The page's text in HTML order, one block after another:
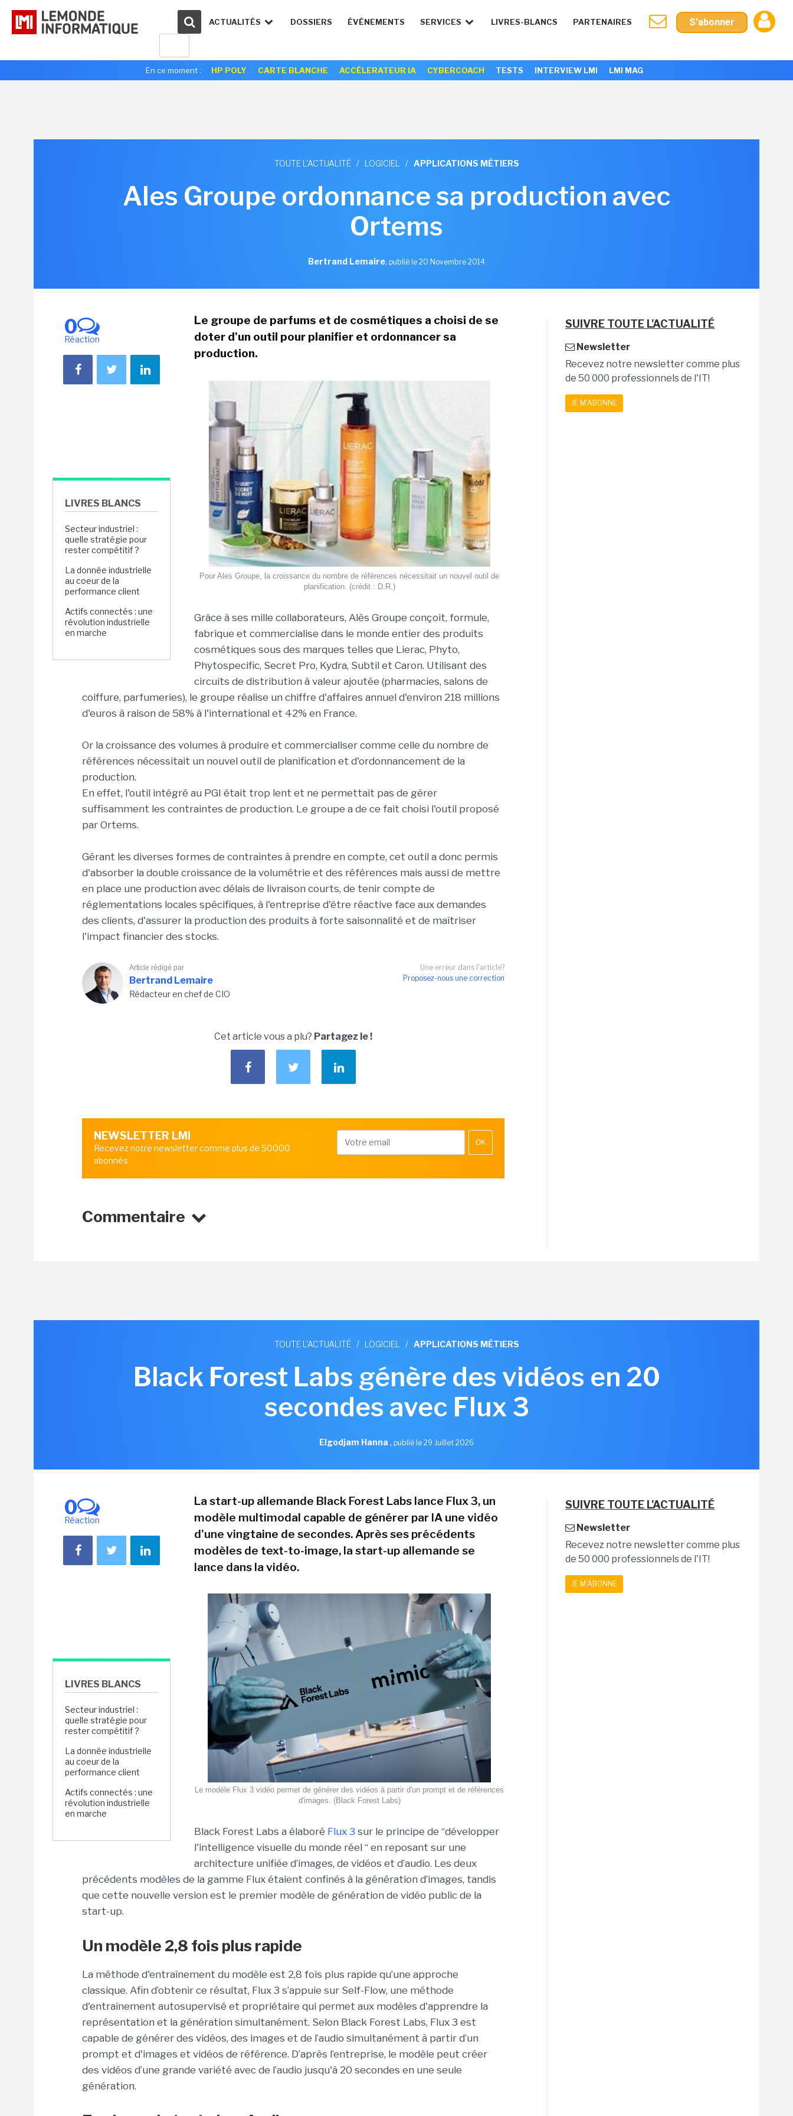
ACTUALITÉS DOSSIERS ÉVÉNEMENTS SERVICES LIVRES-BLANCS PARTENAIRES S'abonner
En ce moment : HP POLY CARTE BLANCHE ACCÉLERATEUR IA CYBERCOACH TESTS INTERVIEW LMI LMI MAG
TOUTE L'ACTUALITÉ / LOGICIEL / APPLICATIONS MÉTIERS
Ales Groupe ordonnance sa production avec
Ortems
Bertrand Lemaire, publié le 20 Novembre 2014
0
Réaction
LIVRES BLANCS
Secteur industriel :
quelle stratégie pour
rester compétitif ?
La donnée industrielle
au coeur de la
performance client
Actifs connectés : une
révolution industrielle
en marche
Le groupe de parfums et de cosmétiques a choisi de se
doter d'un outil pour planifier et ordonnancer sa
production.
Pour Ales Groupe, la croissance du nombre de références nécessitait un nouvel outil de
planification. (crédit : D.R.)
Grâce à ses mille collaborateurs, Alès Groupe conçoit, formule,
fabrique et commercialise dans le monde entier des produits
cosmétiques sous des marques telles que Lierac, Phyto,
Phytospecific, Secret Pro, Kydra, Subtil et Caron. Utilisant des
circuits de distribution à valeur ajoutée (pharmacies, salons de
coiffure, parfumeries), le groupe réalise un chiffre d'affaires annuel d'environ 218 millions
d'euros à raison de 58% à l'international et 42% en France.
Or la croissance des volumes à produire et commercialiser comme celle du nombre de
références nécessitait un nouvel outil de planification et d'ordonnancement de la
production.
En effet, l'outil intégré au PGI était trop lent et ne permettait pas de gérer
suffisamment les contraintes de production. Le groupe a de ce fait choisi l'outil proposé
par Ortems.
Gérant les diverses formes de contraintes à prendre en compte, cet outil a donc permis
d'absorber la double croissance de la volumétrie et des références mais aussi de mettre
en place une production avec délais de livraison courts, de tenir compte de
réglementations locales spécifiques, à l'entreprise d'être réactive face aux demandes
des clients, d'assurer la production des produits à forte saisonnalité et de maîtriser
l'impact financier des stocks.
Une erreur dans l'article?
Proposez-nous une correction
Article rédigé par
Bertrand Lemaire
Rédacteur en chef de CIO
Cet article vous a plu? Partagez le !
NEWSLETTER LMI
Recevez notre newsletter comme plus de 50000
abonnés
OK
Commentaire
SUIVRE TOUTE L'ACTUALITÉ
Newsletter
Recevez notre newsletter comme plus
de 50 000 professionnels de l'IT!
JE M'ABONNE
TOUTE L'ACTUALITÉ / LOGICIEL / APPLICATIONS MÉTIERS
Black Forest Labs génère des vidéos en 20
secondes avec Flux 3
Elgodjam Hanna , publié le 29 Juillet 2026
0
Réaction
LIVRES BLANCS
Secteur industriel :
quelle stratégie pour
rester compétitif ?
La donnée industrielle
au coeur de la
performance client
Actifs connectés : une
révolution industrielle
en marche
La start-up allemande Black Forest Labs lance Flux 3, un
modèle multimodal capable de générer par IA une vidéo
d'une vingtaine de secondes. Après ses précédents
modèles de text-to-image, la start-up allemande se
lance dans la vidéo.
Le modèle Flux 3 vidéo permet de générer des vidéos à partir d'un prompt et de références
d'images. (Black Forest Labs)
Black Forest Labs a élaboré Flux 3 sur le principe de “développer
l'intelligence visuelle du monde réel “ en reposant sur une
architecture unifiée d’images, de vidéos et d’audio. Les deux
précédents modèles de la gamme Flux étaient confinés à la génération d’images, tandis
que cette nouvelle version est le premier modèle de génération de vidéo public de la
start-up.
Un modèle 2,8 fois plus rapide
La méthode d'entraînement du modèle est 2,8 fois plus rapide qu’une approche
classique. Afin d’obtenir ce résultat, Flux 3 s’appuie sur Self-Flow, une méthode
d'entraînement autosupervisé et propriétaire qui permet aux modèles d'apprendre la
représentation et la génération simultanément. Selon Black Forest Labs, Flux 3 est
capable de générer des vidéos, des images et de l’audio simultanément à partir d’un
prompt et d'images et vidéos de référence. D’après l’entreprise, le modèle peut créer
des vidéos d’une grande variété avec de l’audio jusqu'à 20 secondes en une seule
génération.
SUIVRE TOUTE L'ACTUALITÉ
Newsletter
Recevez notre newsletter comme plus
de 50 000 professionnels de l'IT!
JE M'ABONNE